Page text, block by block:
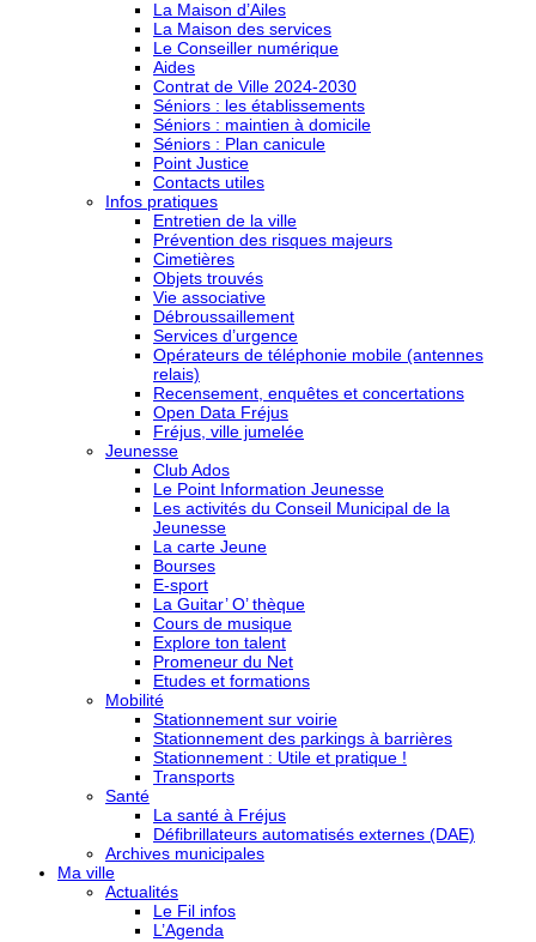
La Maison d’Ailes
La Maison des services
Le Conseiller numérique
Aides
Contrat de Ville 2024-2030
Séniors : les établissements
Séniors : maintien à domicile
Séniors : Plan canicule
Point Justice
Contacts utiles
Infos pratiques
Entretien de la ville
Prévention des risques majeurs
Cimetières
Objets trouvés
Vie associative
Débroussaillement
Services d’urgence
Opérateurs de téléphonie mobile (antennes
relais)
Recensement, enquêtes et concertations
Open Data Fréjus
Fréjus, ville jumelée
Jeunesse
Club Ados
Le Point Information Jeunesse
Les activités du Conseil Municipal de la
Jeunesse
La carte Jeune
Bourses
E-sport
La Guitar’ O’ thèque
Cours de musique
Explore ton talent
Promeneur du Net
Etudes et formations
Mobilité
Stationnement sur voirie
Stationnement des parkings à barrières
Stationnement : Utile et pratique !
Transports
Santé
La santé à Fréjus
Défibrillateurs automatisés externes (DAE)
Archives municipales
Ma ville
Actualités
Le Fil infos
L’Agenda